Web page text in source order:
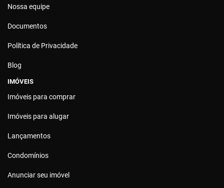
Nossa equipe
Documentos
Política de Privacidade
Blog
IMÓVEIS
Imóveis para comprar
Imóveis para alugar
Lançamentos
Condomínios
Anunciar seu imóvel